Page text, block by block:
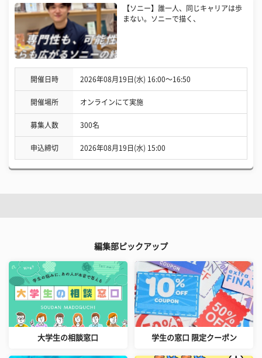
【ソニー】誰一人、同じキャリアは歩
まない。ソニーで描く、
開催日時 2026年08月19日(水) 16:00〜16:50
開催場所 オンラインにて実施
募集人数 300名
申込締切 2026年08月19日(水) 15:00
編集部ピックアップ
大学生の相談窓口 学生の窓口 限定クーポン